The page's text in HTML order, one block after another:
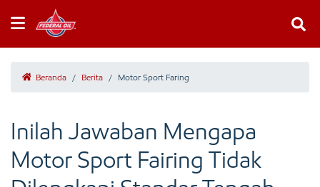
Beranda / Berita / Motor Sport Faring
Inilah Jawaban Mengapa
Motor Sport Fairing Tidak